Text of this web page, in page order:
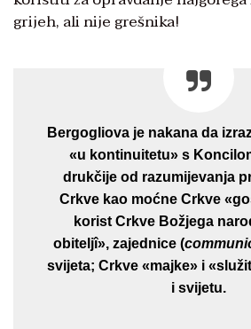
grijeh, ali nije grešnika!
Bergogliova je nakana da
«u kontinuitetu» s
drukčije od razumijevanja
Crkve kao moćne Crkve
korist Crkve Božjega
obiteljî», zajednice (
svijeta; Crkve «majke» i
i svijetu.